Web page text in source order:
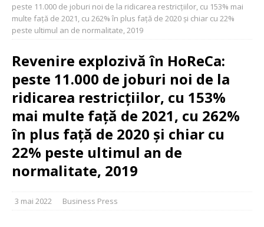
peste 11.000 de joburi noi de la ridicarea restricțiilor, cu 153% mai
multe față de 2021, cu 262% în plus față de 2020 și chiar cu 22%
peste ultimul an de normalitate, 2019
Revenire explozivă în HoReCa:
peste 11.000 de joburi noi de la
ridicarea restricțiilor, cu 153%
mai multe față de 2021, cu 262%
în plus față de 2020 și chiar cu
22% peste ultimul an de
normalitate, 2019
3 mai 2022 Business Press